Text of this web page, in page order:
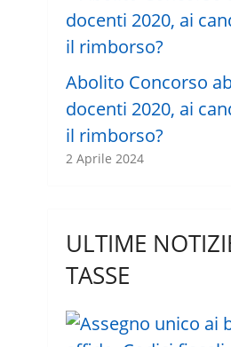
Abolito Concorso
docenti 2020, ai
il rimborso?
2 Aprile 2024
ULTIME
TASSE